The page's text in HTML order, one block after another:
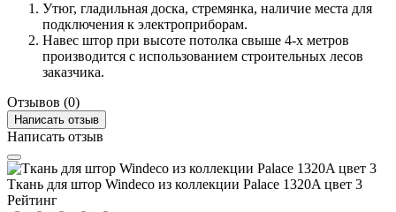
Утюг, гладильная доска, стремянка, наличие места для
подключения к электроприборам.
Навес штор при высоте потолка свыше 4-х метров
производится с использованием строительных лесов
заказчика.
Отзывов (0)
Написать отзыв
Написать отзыв
Ткань для штор Windeco из коллекции Palace 1320A цвет 3
Рейтинг